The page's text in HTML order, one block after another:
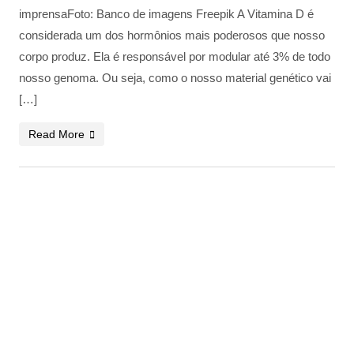
imprensaFoto: Banco de imagens Freepik A Vitamina D é
considerada um dos hormônios mais poderosos que nosso
corpo produz. Ela é responsável por modular até 3% de todo
nosso genoma. Ou seja, como o nosso material genético vai
[…]
Read More